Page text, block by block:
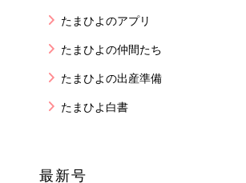
たまひよのアプリ
たまひよの仲間たち
たまひよの出産準備
たまひよ白書
最新号